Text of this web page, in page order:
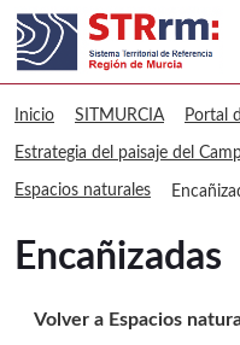
sitmurcia
Inicio SITMURCIA Portal
Estrategia del paisaje del
Espacios naturales
Encañizadas
Volver a Espacios